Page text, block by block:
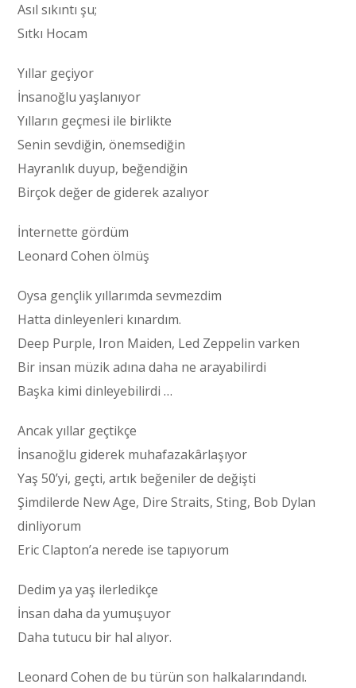
Asıl sıkıntı şu;
Sıtkı Hocam
Yıllar geçiyor
İnsanoğlu yaşlanıyor
Yılların geçmesi ile birlikte
Senin sevdiğin, önemsediğin
Hayranlık duyup, beğendiğin
Birçok değer de giderek azalıyor
İnternette gördüm
Leonard Cohen ölmüş
Oysa gençlik yıllarımda sevmezdim
Hatta dinleyenleri kınardım.
Deep Purple, Iron Maiden, Led Zeppelin varken
Bir insan müzik adına daha ne arayabilirdi
Başka kimi dinleyebilirdi …
Ancak yıllar geçtikçe
İnsanoğlu giderek muhafazakârlaşıyor
Yaş 50’yi, geçti, artık beğeniler de değişti
Şimdilerde New Age, Dire Straits, Sting, Bob Dylan
dinliyorum
Eric Clapton’a nerede ise tapıyorum
Dedim ya yaş ilerledikçe
İnsan daha da yumuşuyor
Daha tutucu bir hal alıyor.
Leonard Cohen de bu türün son halkalarındandı.